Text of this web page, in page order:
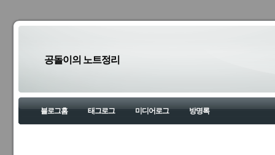
공돌이의 노트정리
블로그홈 태그로그 미디어로그 방명록